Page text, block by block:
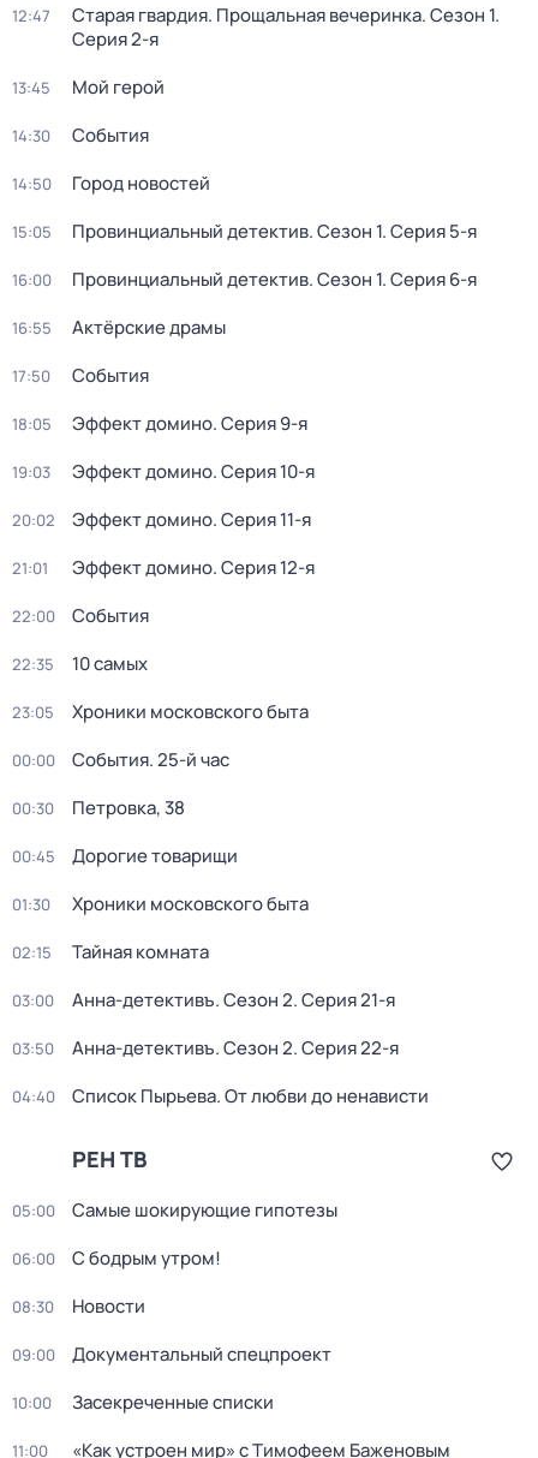
12:47 Старая гвардия. Прощальная вечеринка. Сезон 1.
Серия 2-я
13:45 Мой герой
14:30 События
14:50 Город новостей
15:05 Провинциальный детектив. Сезон 1. Серия 5-я
16:00 Провинциальный детектив. Сезон 1. Серия 6-я
16:55 Актёрские драмы
17:50 События
18:05 Эффект домино. Серия 9-я
19:03 Эффект домино. Серия 10-я
20:02 Эффект домино. Серия 11-я
21:01 Эффект домино. Серия 12-я
22:00 События
22:35 10 самых
23:05 Хроники московского быта
00:00 События. 25-й час
00:30 Петровка, 38
00:45 Дорогие товарищи
01:30 Хроники московского быта
02:15 Тайная комната
03:00 Анна-детективъ. Сезон 2. Серия 21-я
03:50 Анна-детективъ. Сезон 2. Серия 22-я
04:40 Список Пырьева. От любви до ненависти
РЕН ТВ
05:00 Самые шoкиpующие гипотезы
06:00 С бодрым утром!
08:30 Новости
09:00 Документальный спецпроект
10:00 Заcекрeченные списки
11:00 «Как устроен мир» с Тимофеем Баженовым